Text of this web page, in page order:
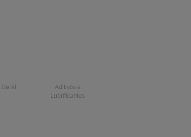
Geral
Aditivos e
Lubrificantes